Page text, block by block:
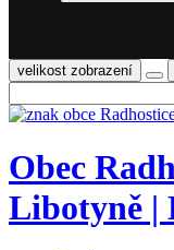
velikost zobrazení
Obec
Libotyně |